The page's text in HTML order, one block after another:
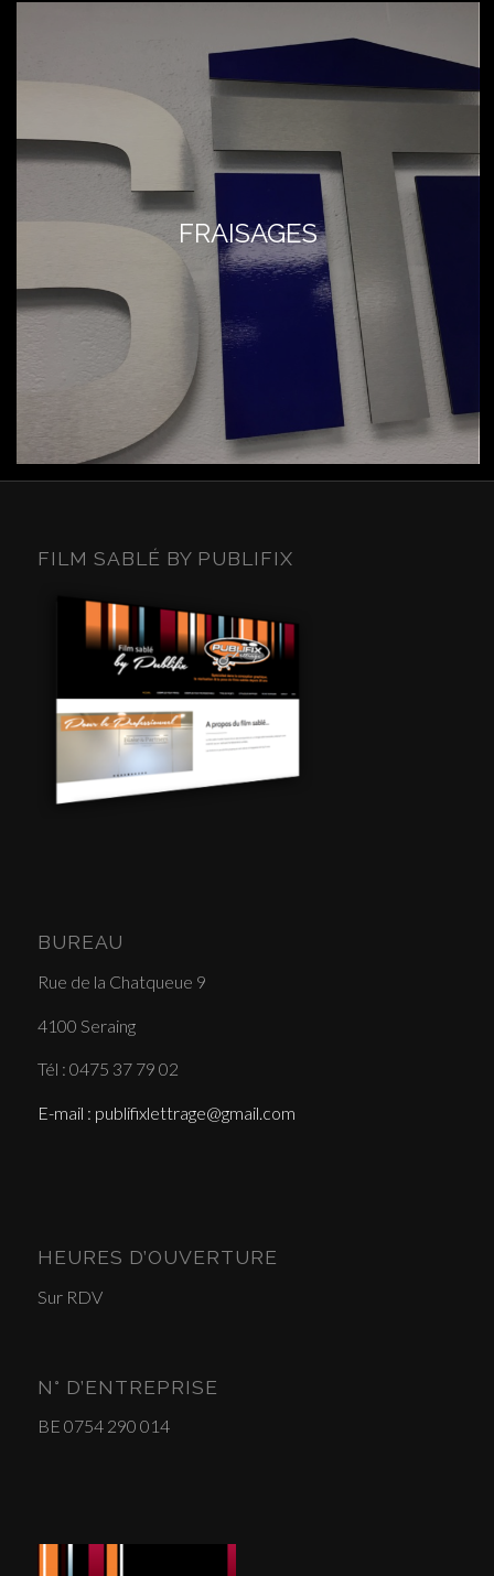
FRAISAGES
FILM SABLÉ BY PUBLIFIX
BUREAU
Rue de la Chatqueue 9
4100 Seraing
Tél : 0475 37 79 02
E-mail : publifixlettrage@gmail.com
HEURES D’OUVERTURE
Sur RDV
N° D’ENTREPRISE
BE 0754 290 014